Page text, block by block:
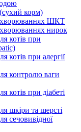
(сухий корм)
ШКТ
нирок
котів при
котів при алергії
контролю ваги
котів при діабеті
шкіри та шерсті
сечовивідної